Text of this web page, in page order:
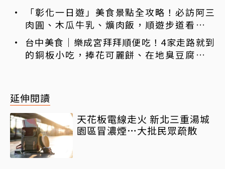
「彰化一日遊」美食景點全攻略！必訪阿三
肉圓、木瓜牛乳、爌肉飯，順遊步道看夜景
一次排好
台中美食｜樂成宮拜拜順便吃！4家走路就到
的銅板小吃，捧花可麗餅、在地臭豆腐、烤
延伸閱讀
天花板電線走火 新北三重湯城
園區冒濃煙…大批民眾疏散